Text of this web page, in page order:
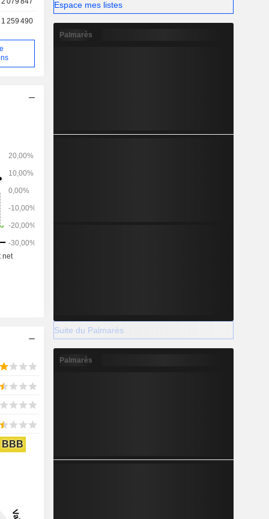
1 259 490
BBB
Espace mes listes
Palmarès
Suite du Palmarès
Palmarès